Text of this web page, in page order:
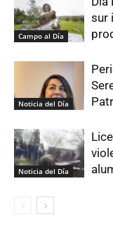
Campo al Día
sur
Noticia del Día
Noticia del Día